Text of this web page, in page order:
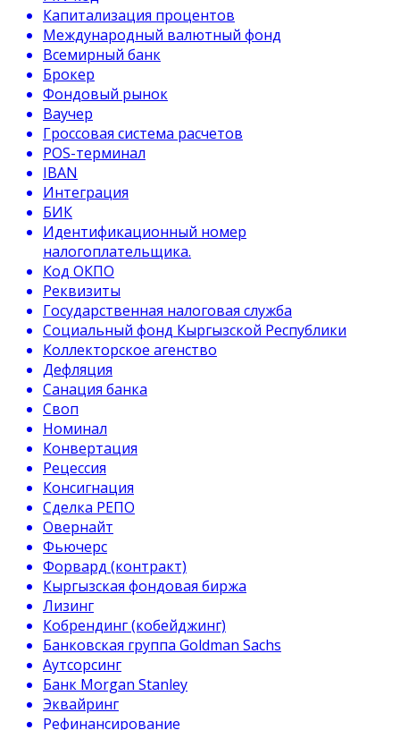
Капитализация процентов
Международный валютный фонд
Всемирный банк
Брокер
Фондовый рынок
Ваучер
Гроссовая система расчетов
POS-терминал
IBAN
Интеграция
БИК
Идентификационный номер
налогоплательщика.
Код ОКПО
Реквизиты
Государственная налоговая служба
Социальный фонд Кыргызской Республики
Коллекторское агенство
Дефляция
Санация банка
Своп
Номинал
Конвертация
Рецессия
Консигнация
Сделка РЕПО
Овернайт
Фьючерс
Форвард (контракт)
Кыргызская фондовая биржа
Лизинг
Кобрендинг (кобейджинг)
Банковская группа Goldman Sachs
Аутсорсинг
Банк Morgan Stanley
Эквайринг
Рефинансирование